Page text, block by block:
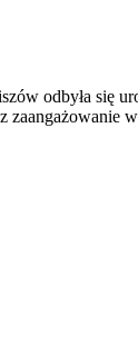
odbyła się
zaangażowanie